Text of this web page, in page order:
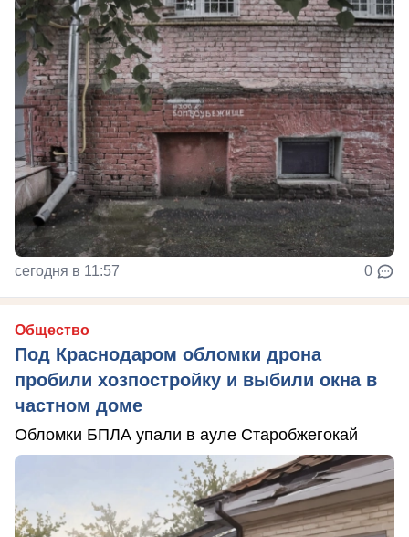
сегодня в 11:57 0
Общество
Под Краснодаром обломки дрона
пробили хозпостройку и выбили окна в
частном доме
Обломки БПЛА упали в ауле Старобжегокай